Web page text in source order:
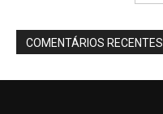
COMENTÁRIOS RECENTES